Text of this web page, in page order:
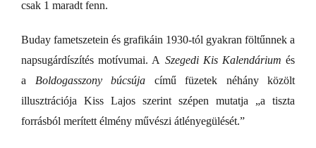
csak 1 maradt fenn.
Buday fametszetein és grafikáin 1930-tól gyakran föltűnnek a
napsugárdíszítés motívumai. A Szegedi Kis Kalendárium és
a Boldogasszony búcsúja című füzetek néhány közölt
illusztrációja Kiss Lajos szerint szépen mutatja „a tiszta
forrásból merített élmény művészi átlényegülését.”